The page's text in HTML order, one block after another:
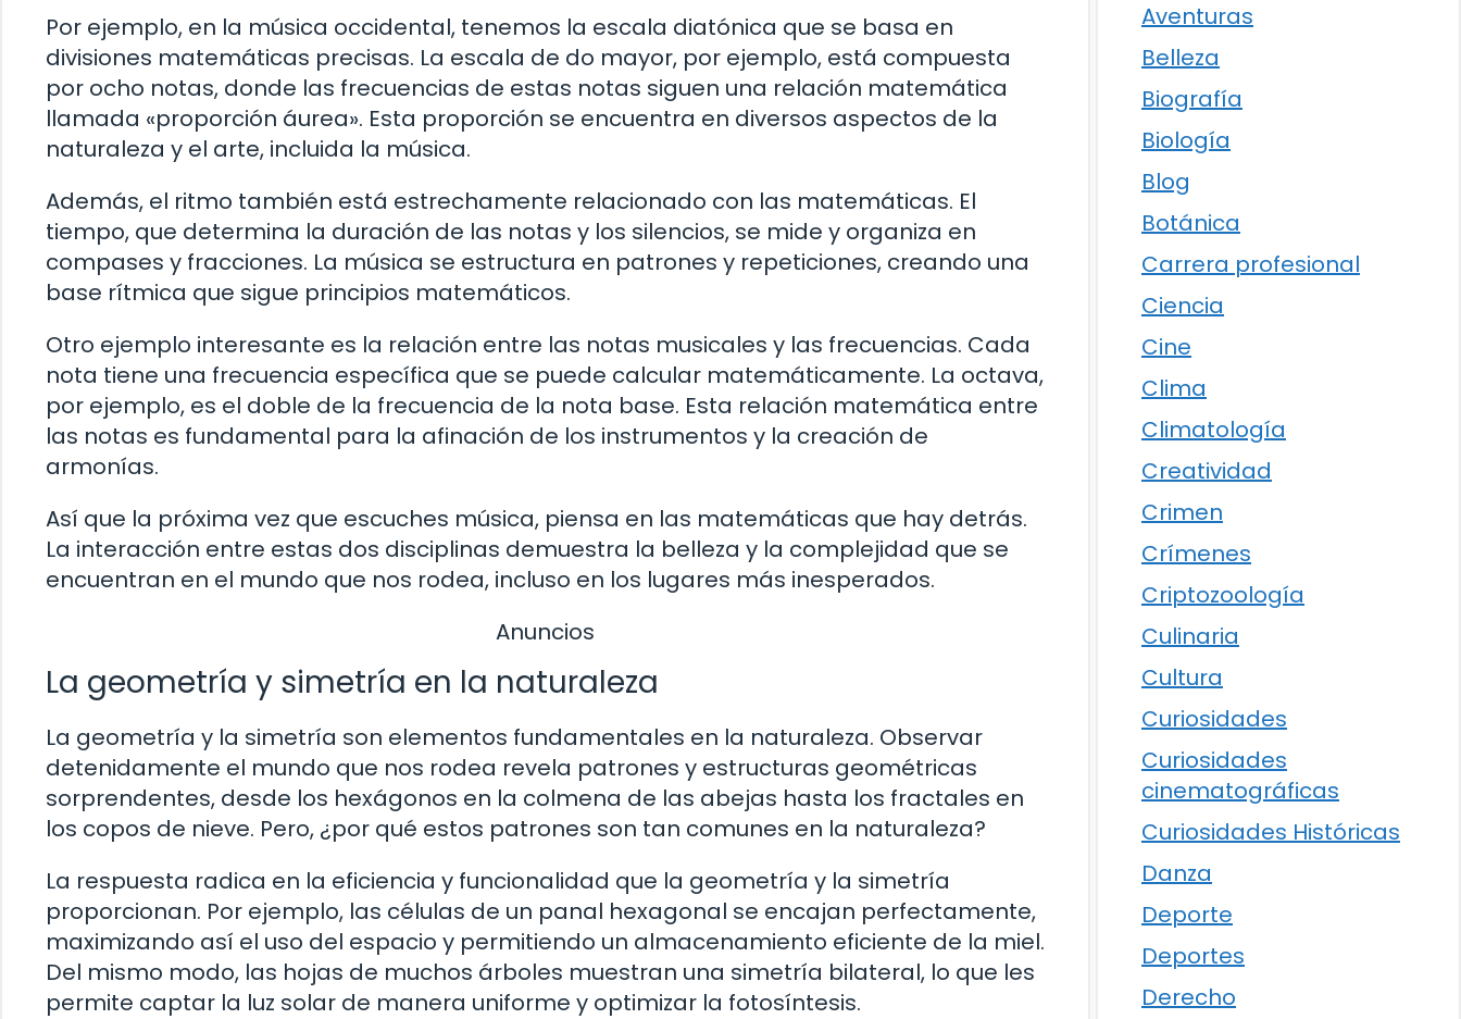
Por ejemplo, en la música occidental, tenemos la escala diatónica que se basa en
divisiones matemáticas precisas. La escala de do mayor, por ejemplo, está compuesta
por ocho notas, donde las frecuencias de estas notas siguen una relación matemática
llamada «proporción áurea». Esta proporción se encuentra en diversos aspectos de la
naturaleza y el arte, incluida la música.
Además, el ritmo también está estrechamente relacionado con las matemáticas. El
tiempo, que determina la duración de las notas y los silencios, se mide y organiza en
compases y fracciones. La música se estructura en patrones y repeticiones, creando una
base rítmica que sigue principios matemáticos.
Otro ejemplo interesante es la relación entre las notas musicales y las frecuencias. Cada
nota tiene una frecuencia específica que se puede calcular matemáticamente. La octava,
por ejemplo, es el doble de la frecuencia de la nota base. Esta relación matemática entre
las notas es fundamental para la afinación de los instrumentos y la creación de
armonías.
Así que la próxima vez que escuches música, piensa en las matemáticas que hay detrás.
La interacción entre estas dos disciplinas demuestra la belleza y la complejidad que se
encuentran en el mundo que nos rodea, incluso en los lugares más inesperados.
Anuncios
La geometría y simetría en la naturaleza
La geometría y la simetría son elementos fundamentales en la naturaleza. Observar
detenidamente el mundo que nos rodea revela patrones y estructuras geométricas
sorprendentes, desde los hexágonos en la colmena de las abejas hasta los fractales en
los copos de nieve. Pero, ¿por qué estos patrones son tan comunes en la naturaleza?
La respuesta radica en la eficiencia y funcionalidad que la geometría y la simetría
proporcionan. Por ejemplo, las células de un panal hexagonal se encajan perfectamente,
maximizando así el uso del espacio y permitiendo un almacenamiento eficiente de la miel.
Del mismo modo, las hojas de muchos árboles muestran una simetría bilateral, lo que les
permite captar la luz solar de manera uniforme y optimizar la fotosíntesis.
Aventuras
Belleza
Biografía
Biología
Blog
Botánica
Carrera profesional
Ciencia
Cine
Clima
Climatología
Creatividad
Crimen
Crímenes
Criptozoología
Culinaria
Cultura
Curiosidades
Curiosidades
cinematográficas
Curiosidades Históricas
Danza
Deporte
Deportes
Derecho